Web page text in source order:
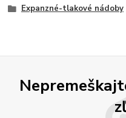
Expanzné-tlakové nádoby